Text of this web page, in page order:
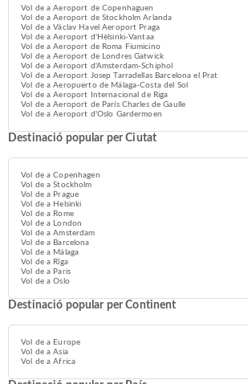
Vol de a Aeroport de Copenhaguen
Vol de a Aeroport de Stockholm Arlanda
Vol de a Václav Havel Aeroport Praga
Vol de a Aeroport d'Hèlsinki-Vantaa
Vol de a Aeroport de Roma Fiumicino
Vol de a Aeroport de Londres Gatwick
Vol de a Aeroport d'Amsterdam-Schiphol
Vol de a Aeroport Josep Tarradellas Barcelona el Prat
Vol de a Aeropuerto de Málaga-Costa del Sol
Vol de a Aeroport Internacional de Riga
Vol de a Aeroport de París Charles de Gaulle
Vol de a Aeroport d'Oslo Gardermoen
Destinació popular per Ciutat
Vol de a Copenhagen
Vol de a Stockholm
Vol de a Prague
Vol de a Helsinki
Vol de a Rome
Vol de a London
Vol de a Amsterdam
Vol de a Barcelona
Vol de a Málaga
Vol de a Rīga
Vol de a Paris
Vol de a Oslo
Destinació popular per Continent
Vol de a Europe
Vol de a Asia
Vol de a Africa